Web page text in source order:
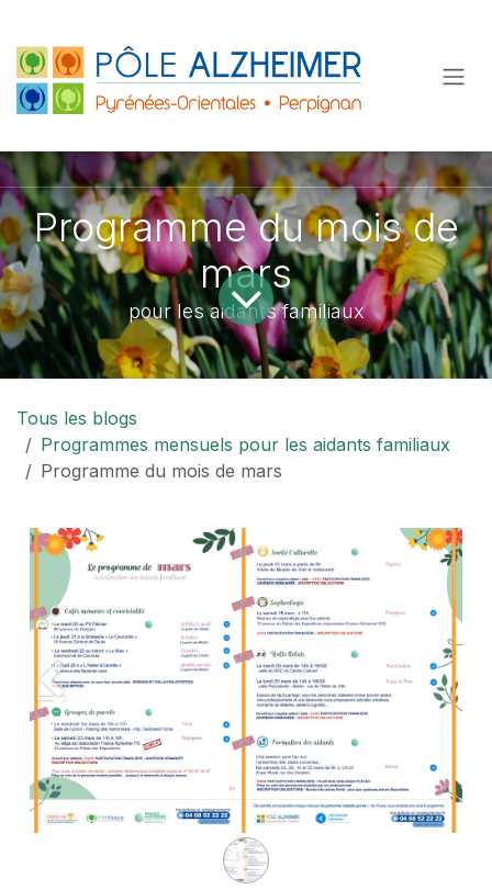
Programme du mois de
mars
pour les aidants familiaux
Tous les blogs
Programmes mensuels pour les aidants familiaux
Programme du mois de mars
Pré